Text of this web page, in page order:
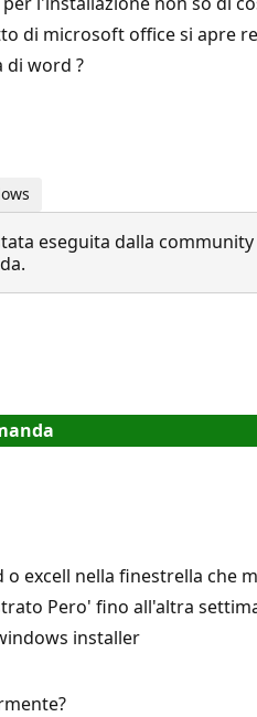
di microsoft office si apre
di word ?
eseguita dalla
excell nella finestrella
Pero' fino all'altra
installer